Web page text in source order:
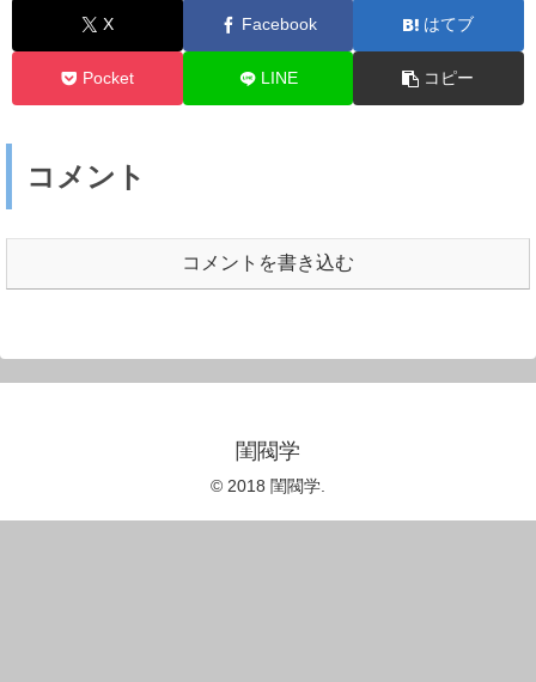
X Facebook はてブ
Pocket LINE コピー
コメント
コメントを書き込む
閨閥学
© 2018 閨閥学.